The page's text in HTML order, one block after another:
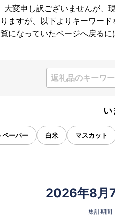
大変申し訳ございませんが、
ますが、以下よりキーワード
になっていたページへ戻る
い
ペーパー 白米 マスカット
2026年8月
集計期間